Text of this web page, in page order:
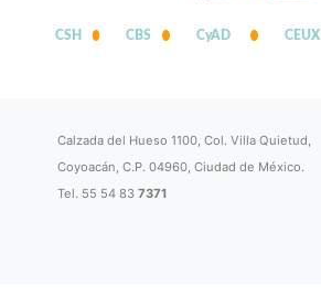
CSH CBS CyAD CEUX
Calzada del Hueso 1100, Col. Villa Quietud,
Coyoacán, C.P. 04960, Ciudad de México.
Tel. 55 54 837371